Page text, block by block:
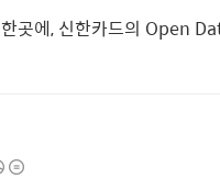
곳에, 신한카드의 Open